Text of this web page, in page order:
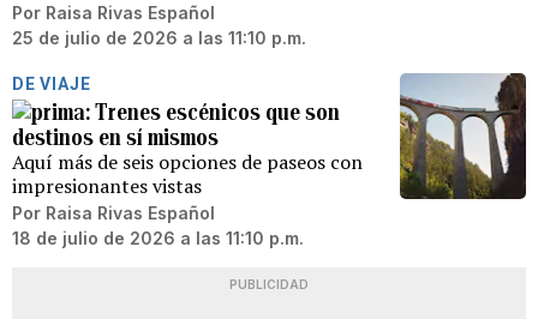
Por Raisa Rivas Español
25 de julio de 2026 a las 11:10 p.m.
DE VIAJE
Trenes escénicos que son
destinos en sí mismos
Aquí más de seis opciones de paseos con
impresionantes vistas
Por Raisa Rivas Español
18 de julio de 2026 a las 11:10 p.m.
PUBLICIDAD